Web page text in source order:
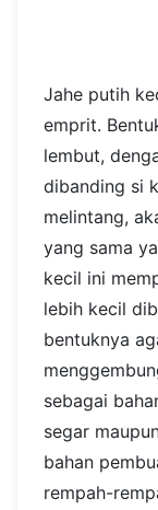
Jahe putih
emprit.
lembut,
dibanding si
melintang,
yang sama
kecil ini
lebih kecil
bentuknya
sebagai
segar
bahan
rempah-